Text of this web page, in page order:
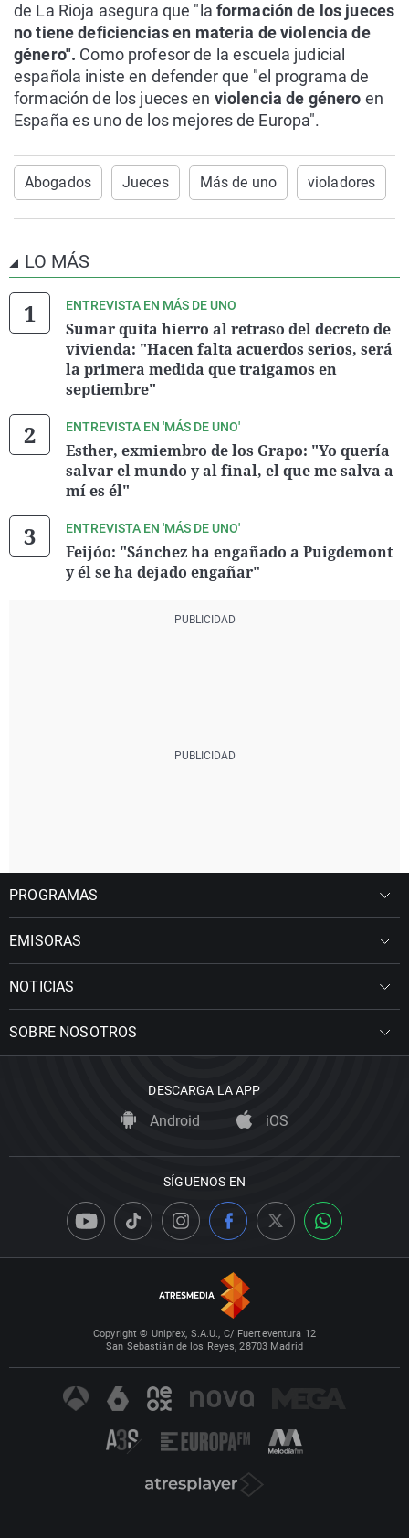
de La Rioja asegura que "la formación de los jueces
no tiene deficiencias en materia de violencia de
género". Como profesor de la escuela judicial
española iniste en defender que "el programa de
formación de los jueces en violencia de género en
España es uno de los mejores de Europa".
Abogados Jueces Más de uno violadores
LO MÁS
ENTREVISTA EN MÁS DE UNO
Sumar quita hierro al retraso del decreto de
vivienda: "Hacen falta acuerdos serios, será
la primera medida que traigamos en
septiembre"
ENTREVISTA EN 'MÁS DE UNO'
Esther, exmiembro de los Grapo: "Yo quería
salvar el mundo y al final, el que me salva a
mí es él"
ENTREVISTA EN 'MÁS DE UNO'
Feijóo: "Sánchez ha engañado a Puigdemont
y él se ha dejado engañar"
PROGRAMAS
EMISORAS
NOTICIAS
SOBRE NOSOTROS
DESCARGA LA APP
Android iOS
SÍGUENOS EN
Copyright © Uniprex, S.A.U., C/ Fuerteventura 12
San Sebastián de los Reyes, 28703 Madrid